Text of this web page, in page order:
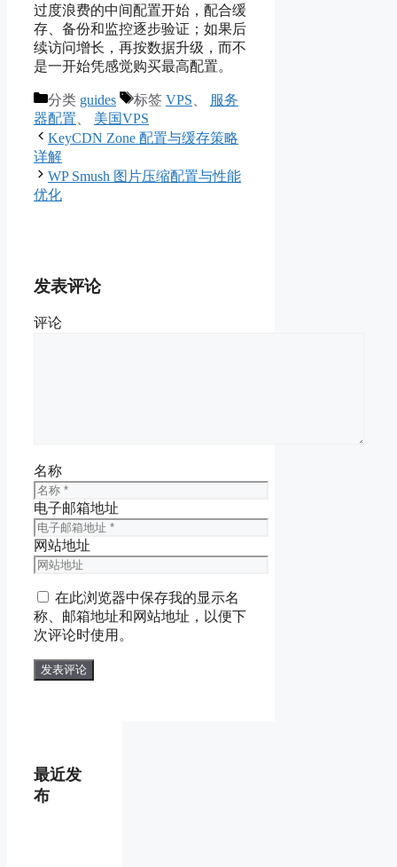
过度浪费的中间配置开始，配合缓
存、备份和监控逐步验证；如果后
续访问增长，再按数据升级，而不
是一开始凭感觉购买最高配置。
分类 guides 标签 VPS
服务
器配置
美国VPS
KeyCDN Zone 配置与缓存策略
详解
WP Smush 图片压缩配置与性能
优化
发表评论
评论
名称
电子邮箱地址
网站地址
在此浏览器中保存我的显示名
称、邮箱地址和网站地址，以便下
次评论时使用。
最近发
布